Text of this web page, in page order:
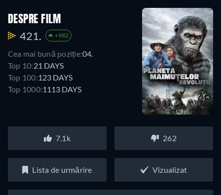
DESPRE FILM
421. +982
Cea mai bună poziție:04.
Top 10:21 DAYS
Top 100:123 DAYS
Top 1000:1113 DAYS
7.1k 262
Lista de urmărire Vizualizat